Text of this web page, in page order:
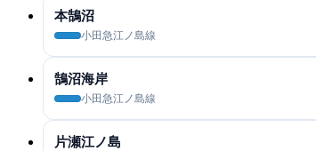
本鵠沼
小田急江ノ島線
鵠沼海岸
小田急江ノ島線
片瀬江ノ島